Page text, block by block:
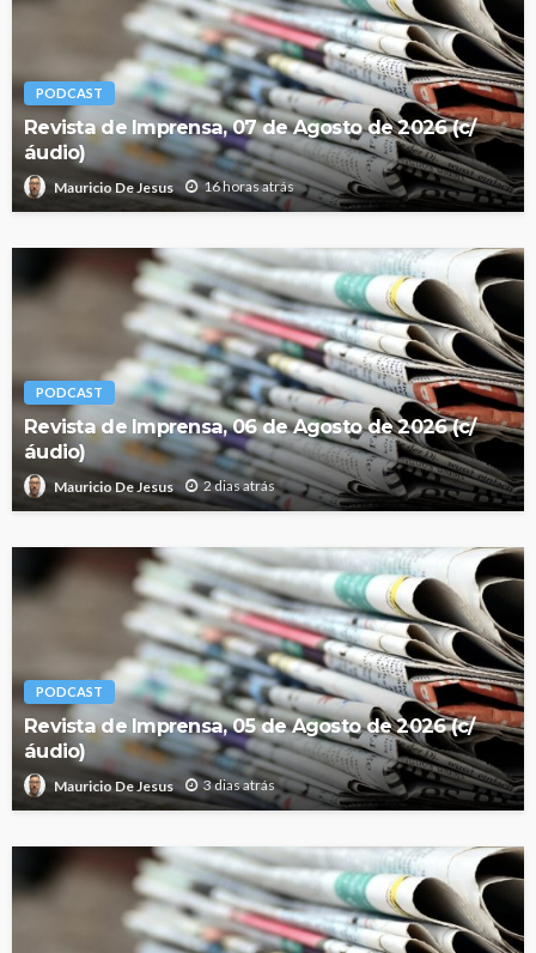
PODCAST
Revista de Imprensa, 07 de Agosto de 2026 (c/
áudio)
Mauricio De Jesus 16 horas atrás
PODCAST
Revista de Imprensa, 06 de Agosto de 2026 (c/
áudio)
Mauricio De Jesus 2 dias atrás
PODCAST
Revista de Imprensa, 05 de Agosto de 2026 (c/
áudio)
Mauricio De Jesus 3 dias atrás